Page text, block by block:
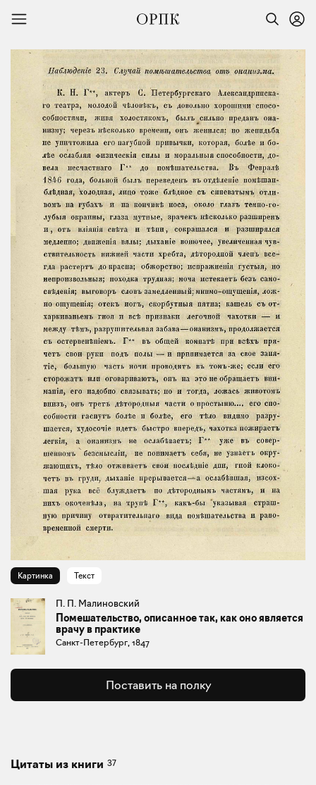
Картинка Текст
П. П. Малиновский
Помешательство, описанное так, как оно является
врачу в практике
Санкт-Петербург, 1847
Поставить на полку
Цитаты из книги 37